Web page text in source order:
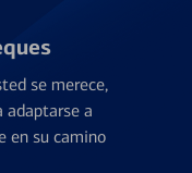
se merece,
adaptarse a
en su camino